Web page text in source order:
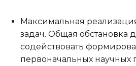
Максимальная
задач. Общая обстановка
содействовать
первоначальных научных